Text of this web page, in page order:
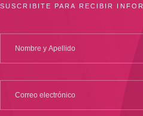
SUSCRIBITE PARA RECIBIR